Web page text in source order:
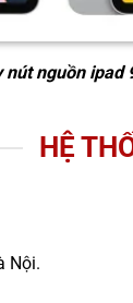
nút nguồn ipad
HỆ
Nội.